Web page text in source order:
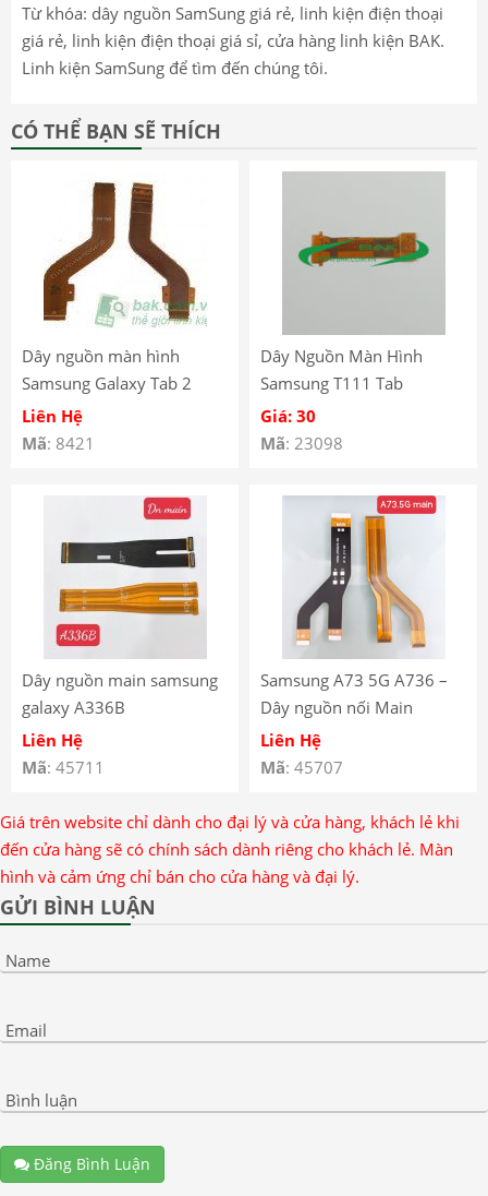
Từ khóa: dây nguồn SamSung giá rẻ, linh kiện điện thoại
giá rẻ, linh kiện điện thoại giá sỉ, cửa hàng linh kiện BAK.
Linh kiện SamSung để tìm đến chúng tôi.
CÓ THỂ BẠN SẼ THÍCH
Dây nguồn màn hình
Samsung Galaxy Tab 2
10.1 P5100 P5110 P5113
Liên Hệ
Mã: 8421
Dây Nguồn Màn Hình
Samsung T111 Tab
Giá: 30
Mã: 23098
Dây nguồn main samsung
galaxy A336B
Liên Hệ
Mã: 45711
Samsung A73 5G A736 –
Dây nguồn nối Main
Samsung A73 5G A736
Liên Hệ
Mã: 45707
Giá trên website chỉ dành cho đại lý và cửa hàng, khách lẻ khi
đến cửa hàng sẽ có chính sách dành riêng cho khách lẻ. Màn
hình và cảm ứng chỉ bán cho cửa hàng và đại lý.
GỬI BÌNH LUẬN
Name
Email
Bình luận
Đăng Bình Luận